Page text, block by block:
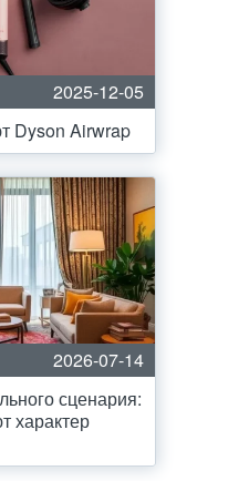
2025-12-05
Dyson Airwrap
2026-07-14
сценария:
характер